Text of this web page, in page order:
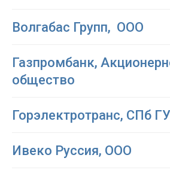
Волгабас Групп, ООО
Газпромбанк,
общество
Горэлектротранс, СПб
Ивеко Руссия, ООО